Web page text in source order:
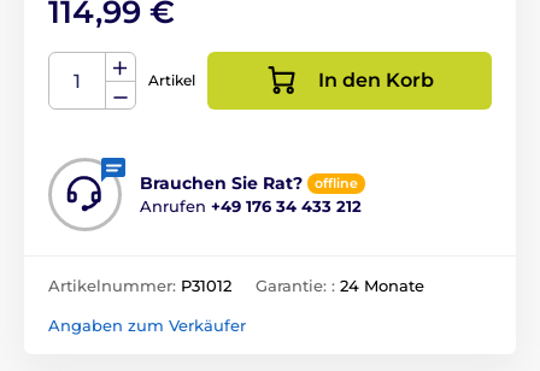
114,99 €
Artikel In den Korb
Brauchen Sie Rat? offline
Anrufen +49 176 34 433 212
Artikelnummer: P31012 Garantie: : 24 Monate
Angaben zum Verkäufer